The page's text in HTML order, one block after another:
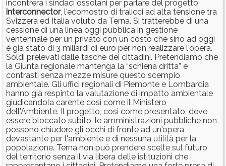
incontrerà i sindaci ossolani per parlare del progetto
interconnector, l'ecomostro di tralicci ad alta tensione tra
Svizzera ed Italia voluto da Terna. Si tratterebbe di una
cessione di una linea oggi pubblica in gestione
ventennale per un privato con un costo che sino ad oggi
è gia stato di 3 miliardi di euro per non realizzare l'opera.
Soldi prelevati dalle tasche dei cittadini. Pretendiamo che
la Giunta regionale mantenga la “schiena dritta” e
contrasti senza mezze misure questo scempio
ambientale. Gli uffici regionali di Piemonte e Lombardia
hanno già respinto la valutazione di impatto ambientale
giudicandola carente così come il Ministero
dell'Ambiente. Il progetto, così come presentato, deve
essere bloccato subito, le amministrazioni pubbliche non
possono chiudere gli occhi di fronte ad un'opera
devastante per l'ambiente e di nessuna utilità per la
popolazione. Terna non può prendere scelte sul futuro
del territorio senza il via libera delle istituzioni che